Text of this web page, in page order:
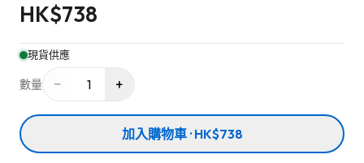
HK$738
現貨供應
數量 − 1 +
加入購物車 · HK$738